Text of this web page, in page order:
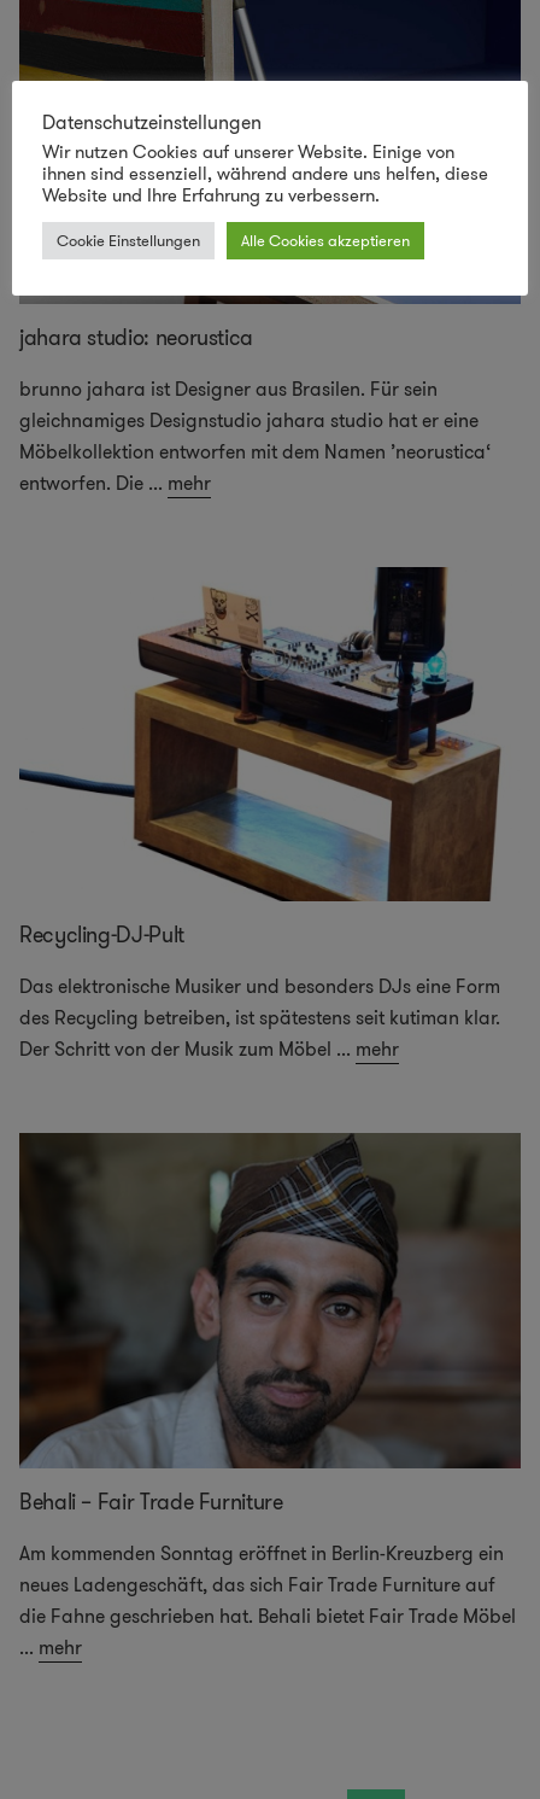
jahara studio: neorustica
brunno jahara ist Designer aus Brasilen. Für sein
gleichnamiges Designstudio jahara studio hat er eine
Möbelkollektion entworfen mit dem Namen ’neorustica‘
entworfen. Die ... mehr
Recycling-DJ-Pult
Das elektronische Musiker und besonders DJs eine Form
des Recycling betreiben, ist spätestens seit kutiman klar.
Der Schritt von der Musik zum Möbel ... mehr
Behali – Fair Trade Furniture
Am kommenden Sonntag eröffnet in Berlin-Kreuzberg ein
neues Ladengeschäft, das sich Fair Trade Furniture auf
die Fahne geschrieben hat. Behali bietet Fair Trade Möbel
... mehr
Datenschutzeinstellungen
Wir nutzen Cookies auf unserer Website. Einige von
ihnen sind essenziell, während andere uns helfen, diese
Website und Ihre Erfahrung zu verbessern.
Cookie Einstellungen Alle Cookies akzeptieren